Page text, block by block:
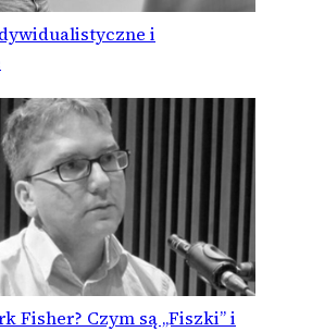
i
Fisher? Czym są „Fiszki” i